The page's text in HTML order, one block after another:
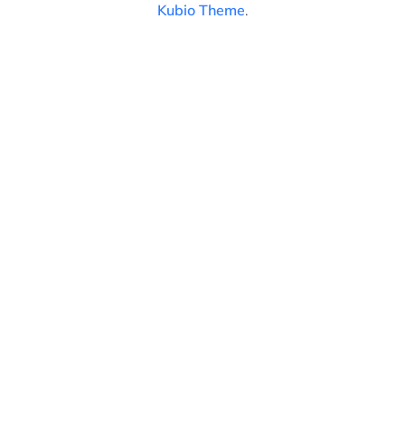
Kubio Theme.